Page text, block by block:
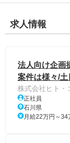
求人情報
法人向け企画
案件は様々/土
株式会社ヒト・
正社員
石川県
月給22万円～34